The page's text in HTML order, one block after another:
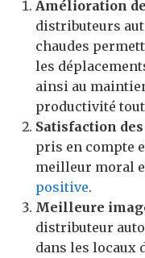
Amélioration
distributeurs
chaudes
les
ainsi au
productivité
Satisfaction
pris en compte
meilleur moral
positive.
Meilleure i
distributeur
dans les locaux